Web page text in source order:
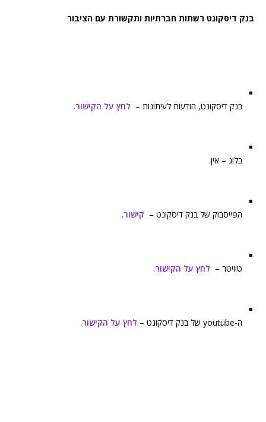
בנק דיסקונט רשתות חברתיות ותקשורת עם הציבור
בנק דיסקונט, הודעות לעיתונות – לחץ על הקישור.
בלוג – אין.
הפייסבוק של בנק דיסקונט – קישור.
טוויטר – לחץ על הקישור.
ה-youtube של בנק דיסקונט – לחץ על הקישור.